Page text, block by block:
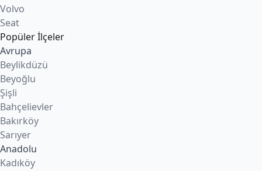
Volvo
Seat
Popüler İlçeler
Avrupa
Beylikdüzü
Beyoğlu
Şişli
Bahçelievler
Bakırköy
Sarıyer
Anadolu
Kadıköy